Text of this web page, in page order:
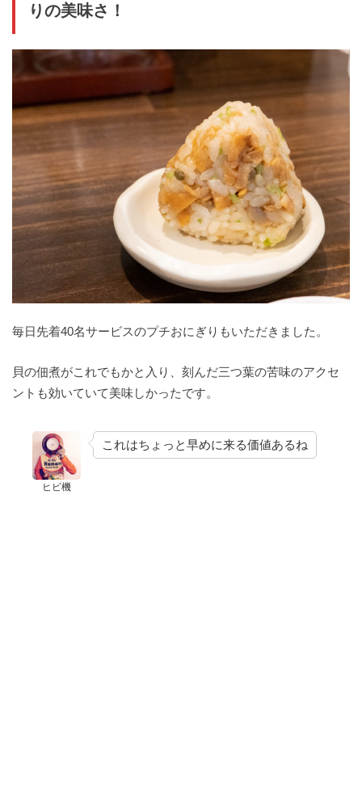
りの美味さ！
毎日先着40名サービスのプチおにぎりもいただきました。
貝の佃煮がこれでもかと入り、刻んだ三つ葉の苦味のアクセ
ントも効いていて美味しかったです。
ヒビ機
これはちょっと早めに来る価値あるね